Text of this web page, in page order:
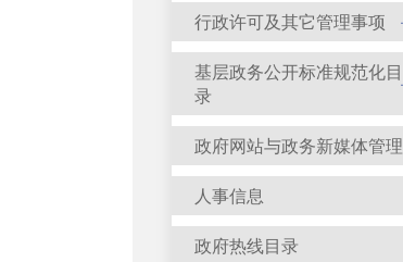
行政许可及其它管理事项
基层政务公开标准规范化目
录
政府网站与政务新媒体管理
人事信息
政府热线目录